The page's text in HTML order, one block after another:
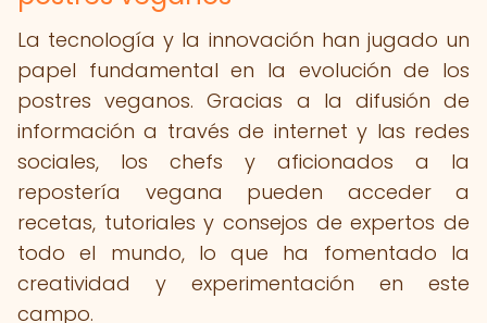
La tecnología y la innovación han jugado un
papel fundamental en la evolución de los
postres veganos. Gracias a la difusión de
información a través de internet y las redes
sociales, los chefs y aficionados a la
repostería vegana pueden acceder a
recetas, tutoriales y consejos de expertos de
todo el mundo, lo que ha fomentado la
creatividad y experimentación en este
campo.